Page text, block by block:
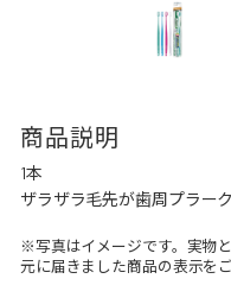
商品説明
1本
ザラザラ毛先が歯周プラー
※写真はイメージです。実物
元に届きました商品の表示を